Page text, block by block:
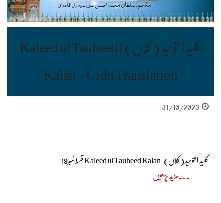
کلید التوحید (کلاں) | Kaleed ul Tauheed
Kalan – Urdu Translation
31/10/2023
مزید پڑھیں